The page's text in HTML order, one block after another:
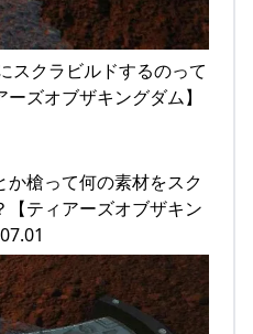
スクラビルドするのって
ズオブザキングダム】
か槍って何の素材をスク
【ティアーズオブザキン